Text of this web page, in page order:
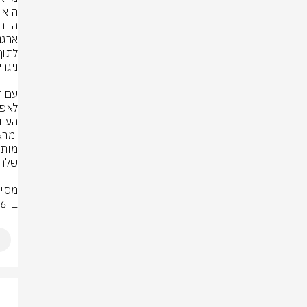
ב-2026 הוא פשוט המשך ישיר של הכבוד העצום שהוא מראה למשחק.